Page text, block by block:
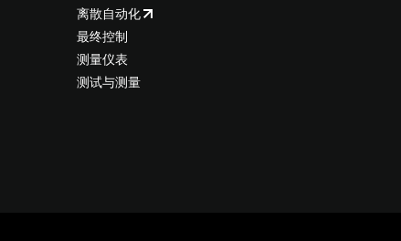
离散自动化
最终控制
测量仪表
测试与测量